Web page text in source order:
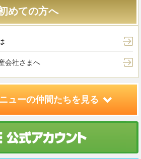
めての方へ
会社さまへ
ューの仲間たちを見る